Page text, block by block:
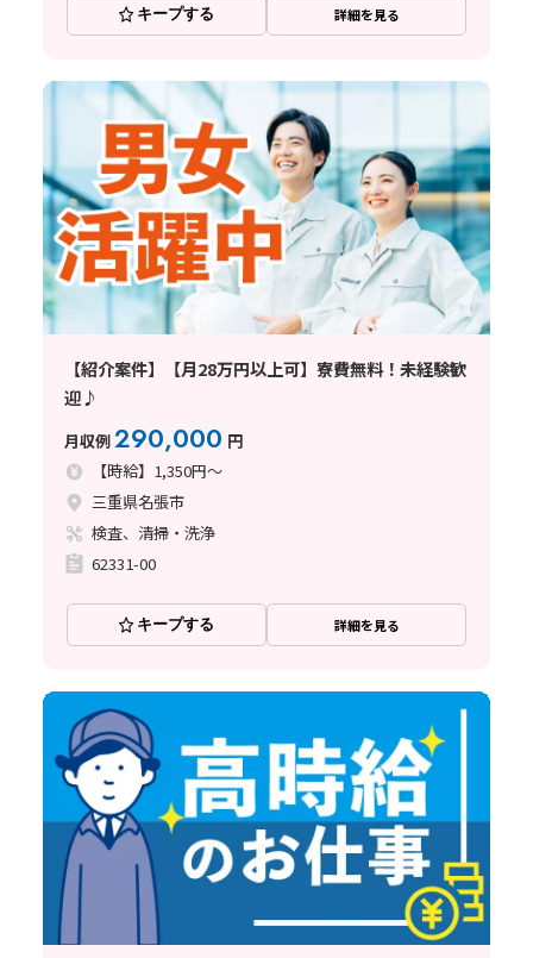
キープする 詳細を見る
【紹介案件】【月28万円以上可】寮費無料！未経験歓
迎♪
月収例290,000 円
【時給】1,350円～
三重県名張市
検査、清掃・洗浄
62331-00
キープする 詳細を見る